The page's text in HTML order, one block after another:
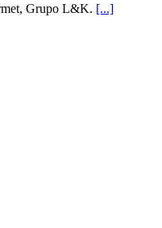
Grupo L&K. [...]